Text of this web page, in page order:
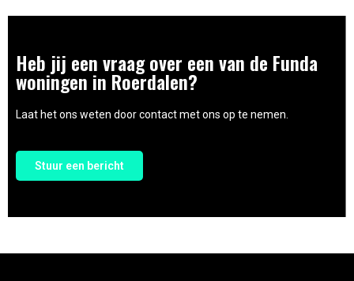
Heb jij een vraag over een van de Funda
woningen in Roerdalen?
Laat het ons weten door contact met ons op te nemen.
Stuur een bericht